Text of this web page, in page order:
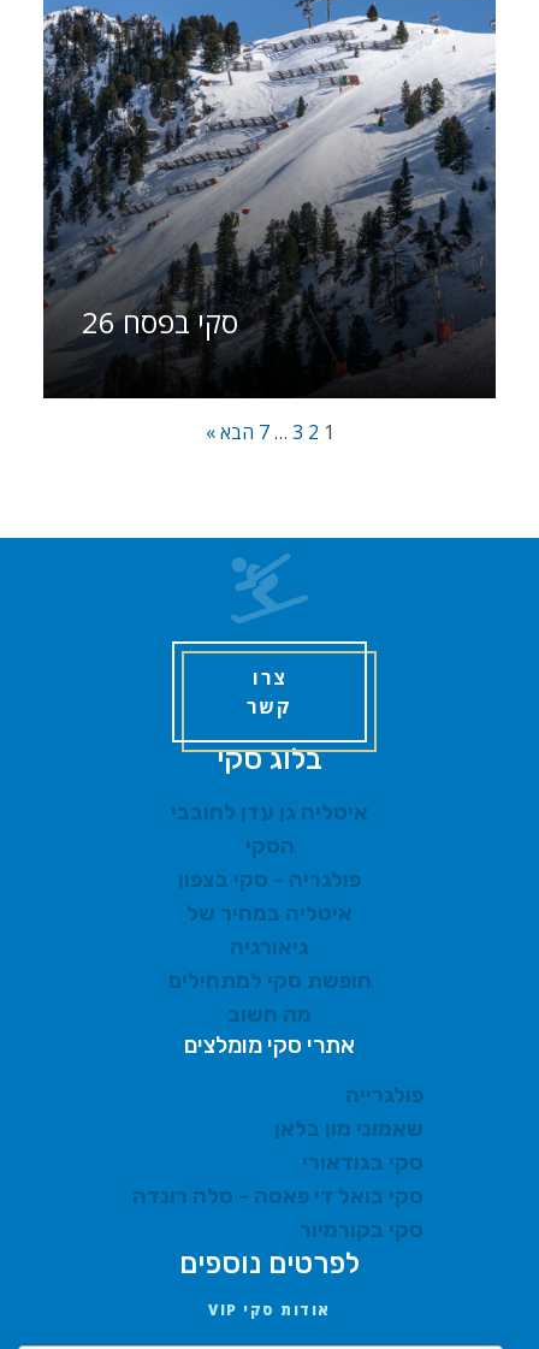
סקי בפסח 26
1
2
3
…
7 הבא »
צרו
קשר
בלוג סקי
איטליה גן עדן לחובבי
הסקי
פולגריה - סקי בצפון
איטליה במחיר של
גיאורגיה
חופשת סקי למתחילים
מה חשוב
אתרי סקי מומלצים
פולגרייה
שאמוני מון בלאן
סקי בגודאורי
סקי בואל די פאסה - סלה רונדה
סקי בקורמיור
לפרטים נוספים
אודות סקי VIP